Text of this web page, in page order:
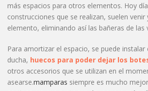
más espacios para otros elementos. Hoy
construcciones que se realizan, suelen venir
elemento, eliminando así las bañeras de las
Para amortizar el espacio, se puede instalar
ducha, huecos para poder dejar los
otros accesorios que se utilizan en el
asearse.mamparas siempre es mucho